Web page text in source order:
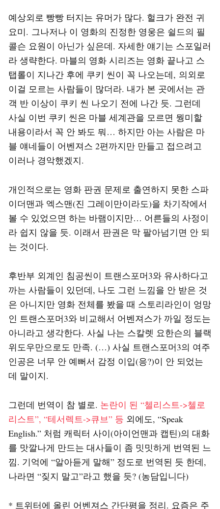
예상외로 빵빵 터지는 유머가 많다. 헐크가 완전 귀
요미. 그나저나 이 영화의 진정한 영웅은 쉴드의 필
콜슨 요원이 아닌가 싶은데. 자세한 얘기는 스포일러
라 생략한다. 마블의 영화 시리즈는 영화 끝나고 스
탭롤이 지나간 후에 쿠키 씬이 꼭 나오는데, 의외로
이걸 모르는 사람들이 많더라. 내가 본 곳에서는 관
객 반 이상이 쿠키 씬 나오기 전에 나간 듯. 그런데
사실 이번 쿠키 씬은 마블 세계관을 모르면 뭥미할
내용이라서 꼭 안 봐도 뭐… 하지만 아는 사람은 마
블 얘네들이 어벤져스 2편까지만 만들고 접으려고
이러나 경악했겠지.
개인적으로는 영화 판권 문제로 출연하지 못한 스파
이더맨과 엑스맨(진 그레이만이라도)을 차기작에서
볼 수 있었으면 하는 바램이지만… 어른들의 사정이
라 쉽지 않을 듯. 이래서 판권은 막 팔아넘기면 안 되
는 것이다.
후반부 외계인 침공씬이 트랜스포머3와 유사하다고
까는 사람들이 있던데, 나도 그런 느낌을 안 받은 것
은 아니지만 영화 전체를 봤을 때 스토리라인이 엉망
인 트랜스포머3와 비교해서 어벤져스가 까일 정도는
아니라고 생각한다. 사실 나는 스칼렛 요한슨의 블랙
위도우만으로도 만족. (…) 사실 트랜스포머3의 여주
인공은 너무 안 예뻐서 감정 이입(응?)이 안 되었는
데 말이지.
그런데 번역이 참 별로. 논란이 된 “첼리스트->첼로
리스트”, “테서렉트->큐브” 등 외에도, “Speak
English.” 처럼 캐릭터 사이(아이언맨과 캡틴)의 대화
를 맛깔나게 만드는 대사들이 좀 밋밋하게 번역된 느
낌. 기억에 “알아듣게 말해” 정도로 번역된 듯 한데,
나라면 “짖지 말고”라고 했을 듯? (농담입니다)
* 트위터에 올린 어벤져스 간단평을 정리. 요즘은 주